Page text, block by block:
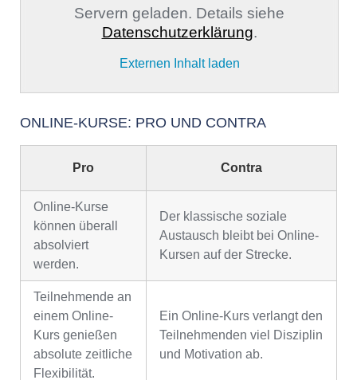
Servern geladen. Details siehe
Datenschutzerklärung.
Externen Inhalt laden
ONLINE-KURSE: PRO UND CONTRA
Pro Contra
Online-Kurse
können überall
absolviert
werden.
Der klassische soziale
Austausch bleibt bei Online-
Kursen auf der Strecke.
Teilnehmende an
einem Online-
Kurs genießen
absolute zeitliche
Flexibilität.
Ein Online-Kurs verlangt den
Teilnehmenden viel Disziplin
und Motivation ab.